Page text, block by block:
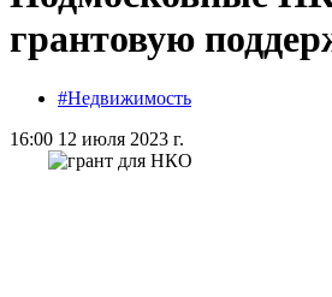
грантовую
#Недвижимость
16:00 12 июля 2023 г.